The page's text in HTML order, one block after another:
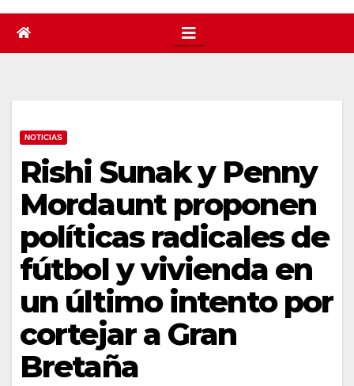
NOTICIAS
Rishi Sunak y Penny
Mordaunt proponen
políticas radicales de
fútbol y vivienda en
un último intento por
cortejar a Gran
Bretaña